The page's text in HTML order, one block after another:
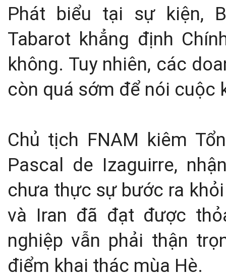
Phát biểu tại sự kiện,
Tabarot khẳng định
không. Tuy nhiên, các
còn quá sớm để nói cuộc
Chủ tịch FNAM kiêm
Pascal de Izaguirre,
chưa thực sự bước ra
và Iran đã đạt được
nghiệp vẫn phải thận
điểm khai thác mùa Hè.